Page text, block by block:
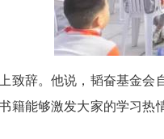
辞。他说，韬奋基金会自
籍能够激发大家的学习热